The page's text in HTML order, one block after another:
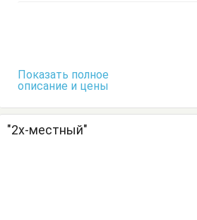
Показать полное
описание и цены
"2х-местный"